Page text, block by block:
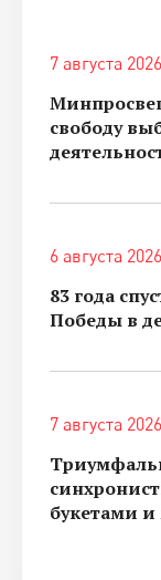
7 августа 2026
свободу
6 августа 2026
83 года
Победы в
7 августа 2026
букетами